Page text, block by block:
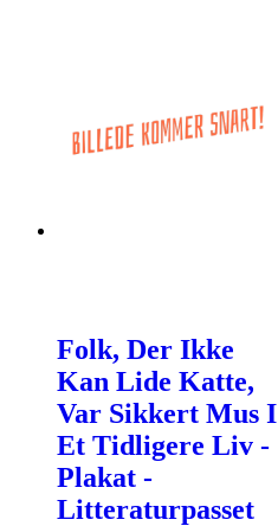
Folk, Der Ikke
Kan Lide Katte,
Var Sikkert Mus I
Et Tidligere Liv -
Plakat -
Litteraturpasset